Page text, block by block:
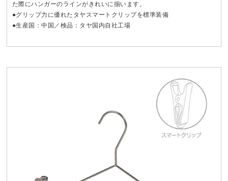
た際にハンガーのラインがきれいに揃います。
●グリップ力に優れたタヤスマートクリップを標準装備
●生産国：中国／検品：タヤ国内自社工場